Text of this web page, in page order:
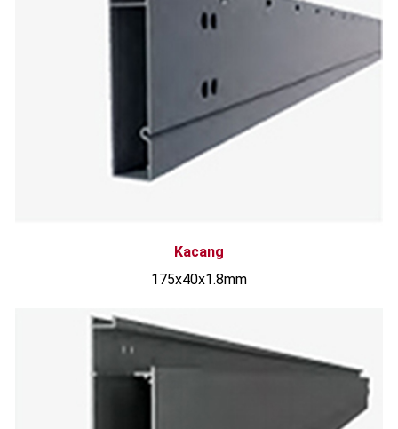
Kacang
175x40x1.8mm